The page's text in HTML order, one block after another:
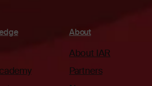
About
About IAR
Partners